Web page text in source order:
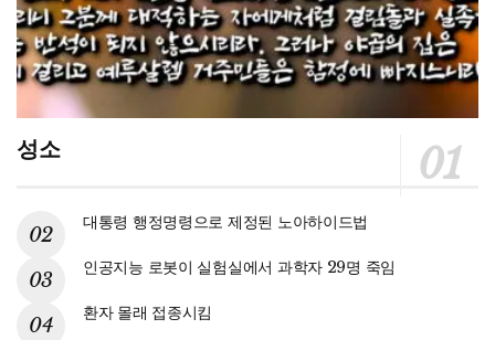
성소
대통령 행정명령으로 제정된 노아하이드법
인공지능 로봇이 실험실에서 과학자 29명 죽임
환자 몰래 접종시킴